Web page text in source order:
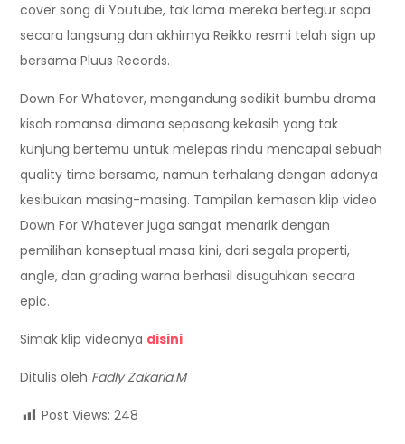
cover song di Youtube, tak lama mereka bertegur sapa
secara langsung dan akhirnya Reikko resmi telah sign up
bersama Pluus Records.
Down For Whatever, mengandung sedikit bumbu drama
kisah romansa dimana sepasang kekasih yang tak
kunjung bertemu untuk melepas rindu mencapai sebuah
quality time bersama, namun terhalang dengan adanya
kesibukan masing-masing. Tampilan kemasan klip video
Down For Whatever juga sangat menarik dengan
pemilihan konseptual masa kini, dari segala properti,
angle, dan grading warna berhasil disuguhkan secara
epic.
Simak klip videonya disini
Ditulis oleh Fadly Zakaria.M
Post Views: 248